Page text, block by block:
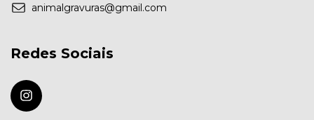
animalgravuras@gmail.com
Redes Sociais